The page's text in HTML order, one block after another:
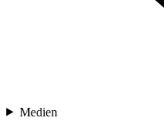
Medien